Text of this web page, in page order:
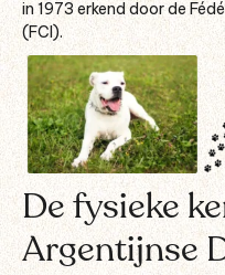
in 1973 erkend door de
(FCI).
De fysieke
Argentijnse